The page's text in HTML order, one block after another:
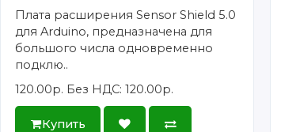
Плата расширения Sensor Shield 5.0
для Arduino, предназначена для
большого числа одновременно
подклю..
120.00р. Без НДС: 120.00р.
Купить